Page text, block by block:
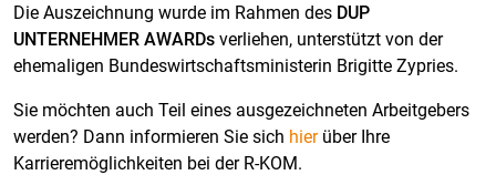
Die Auszeichnung wurde im Rahmen des DUP
UNTERNEHMER AWARDs verliehen, unterstützt von der
ehemaligen Bundeswirtschaftsministerin Brigitte Zypries.
Sie möchten auch Teil eines ausgezeichneten Arbeitgebers
werden? Dann informieren Sie sich hierüber Ihre
Karrieremöglichkeiten bei der R-KOM.